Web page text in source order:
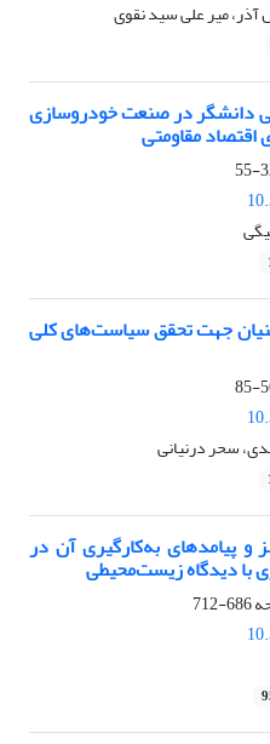
آذر، میر علی سید نقوی
دانشگر در صنعت خودروسازی
مقاومتی
جهت تحقق سیاست‌های کلی
سحر درنیانی
و پیامدهای به‌کارگیری آن در
با دیدگاه زیست‌محیطی
686-712